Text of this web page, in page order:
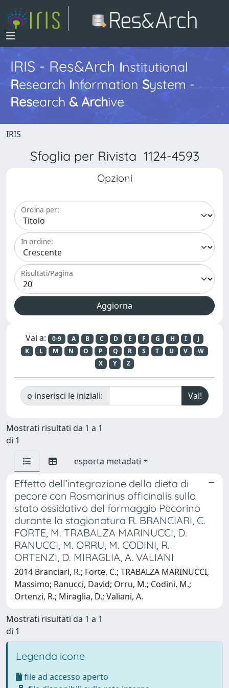
IRIS - Res&ArchInstitutional
Research InformationSystem -
Research & Archive
IRIS
Sfoglia per Rivista 1124-4593
Opzioni
Ordina per:
In ordine:
Risultati/Pagina
Vai a: 0-9 A B C D E F G H I
J
K
L M N O P Q R S T U V
W
X
Y Z
o inserisci le iniziali:
Mostrati risultati da 1 a 1
di 1
esporta metadati
Effetto dell’integrazione della dieta di
pecore con Rosmarinus officinalis sullo
stato ossidativo del formaggio Pecorino
durante la stagionatura R. BRANCIARI, C.
FORTE, M. TRABALZA MARINUCCI, D.
RANUCCI, M. ORRU, M. CODINI, R.
ORTENZI, D. MIRAGLIA, A. VALIANI
2014 Branciari, R.; Forte, C.; TRABALZA MARINUCCI,
Massimo; Ranucci, David; Orru, M.; Codini, M.;
Ortenzi, R.; Miraglia, D.; Valiani, A.
Mostrati risultati da 1 a 1
di 1
Legenda icone
file ad accesso aperto